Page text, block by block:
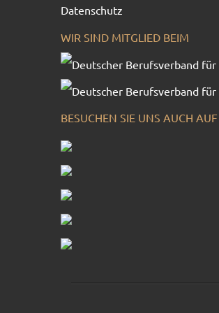
Datenschutz
WIR SIND MITGLIED BEIM
BESUCHEN SIE UNS AUCH AUF